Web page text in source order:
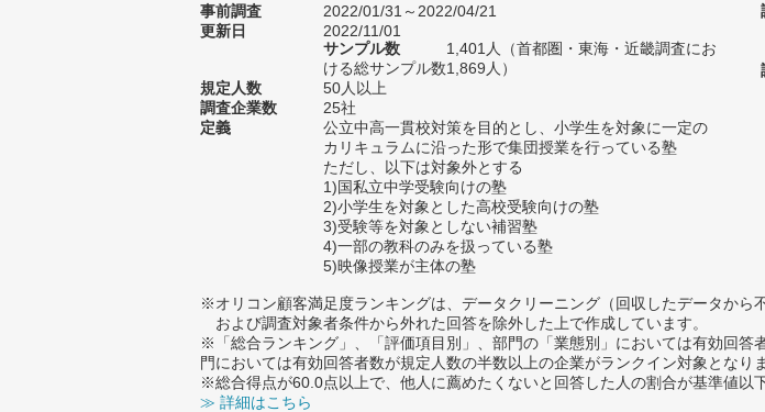
事前調査
2022/01/31～2022/04/21
更新日
2022/11/01
サンプル数
1,401人（首都圏・東海・近畿調査にお
ける総サンプル数1,869人）
規定人数
50人以上
調査企業数
25社
定義
公立中高一貫校対策を目的とし、小学生を対象に一定の
カリキュラムに沿った形で集団授業を行っている塾
ただし、以下は対象外とする
1)国私立中学受験向けの塾
2)小学生を対象とした高校受験向けの塾
3)受験等を対象としない補習塾
4)一部の教科のみを扱っている塾
5)映像授業が主体の塾
※オリコン顧客満足度ランキングは、データクリーニング（回収したデータから
および調査対象者条件から外れた回答を除外した上で作成しています。
※「総合ランキング」、「評価項目別」、部門の「業態別」においては有効回
門においては有効回答者数が規定人数の半数以上の企業がランクイン対象となりま
※総合得点が60.0点以上で、他人に薦めたくないと回答した人の割合が基準値以
≫ 詳細はこちら